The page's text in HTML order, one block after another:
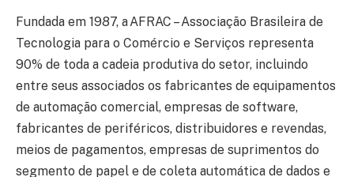
Fundada em 1987, a AFRAC – Associação Brasileira de
Tecnologia para o Comércio e Serviços representa
90% de toda a cadeia produtiva do setor, incluindo
entre seus associados os fabricantes de equipamentos
de automação comercial, empresas de software,
fabricantes de periféricos, distribuidores e revendas,
meios de pagamentos, empresas de suprimentos do
segmento de papel e de coleta automática de dados e